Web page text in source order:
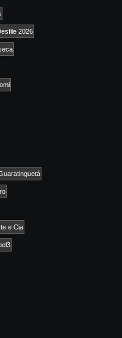
2026
e Cia